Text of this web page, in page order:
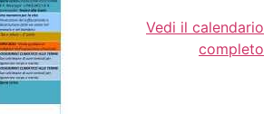
Vedi il calendario
completo